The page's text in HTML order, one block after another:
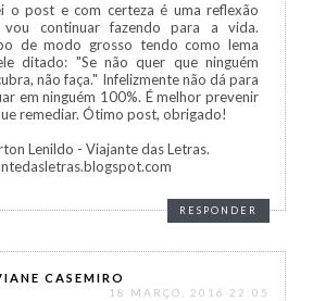
o post e com certeza é uma reflexão
vou continuar fazendo para a vida.
de modo grosso tendo como lema
ditado: "Se não quer que ninguém
não faça." Infelizmente não dá para
em ninguém 100%. É melhor prevenir
remediar. Ótimo post, obrigado!
Lenildo - Viajante das Letras.
RESPONDER
CASEMIRO
18 MARÇO, 2016 22:05